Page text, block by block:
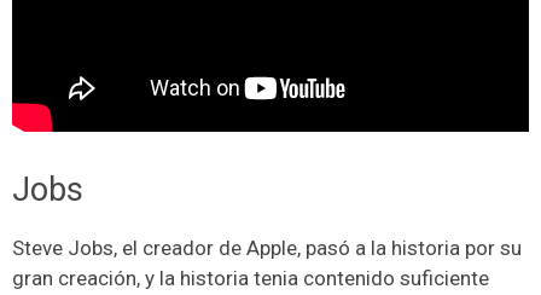
Jobs
Steve Jobs, el creador de Apple, pasó a la historia por su
gran creación, y la historia tenia contenido suficiente